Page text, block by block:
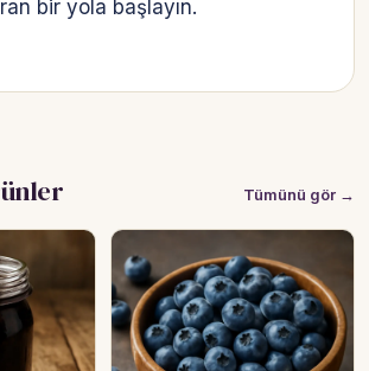
bir yola başlayın.
Tümünü gör →